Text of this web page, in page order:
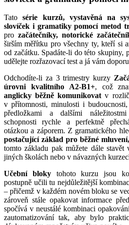
Tatosérie kurzů, vystavěná na
slovíček i gramatiky pomocí metod
pro začátečníky, notorické
širším měřítku pro všechny ty, kteří si
od začátku. Spadáte-li do této skupiny,
udělejte rozřazovací test a já vám
Odchodíte-li za 3 trimestry kurzy
úrovni kvalitního A2-B1+, což
anglicky běžně komunikovatv
v přítomnosti, minulosti i budoucnosti,
předložkami a dalšími
schopnosti rychle a perfektně
otázkou a záporem. Z gramatického
postačující základ pro běžné
tomto základu pak můžete dále stavět
jiných školách nebo v návazných
Učební blokytohoto kurzu jsou
postupně učili tu nejdůležitější
– přičemž v každém novém bloku se
zároveň stále opakovat informace
spočívá v neustálé kombinaci
zautomatizování tak, aby bylo